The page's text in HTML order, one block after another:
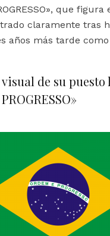
que
claramente tras
años más tarde
de su puesto